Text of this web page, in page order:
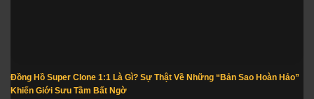
Đồng Hồ Super Clone 1:1 Là Gì? Sự Thật Về Những “Bản Sao Hoàn Hảo”
Khiến Giới Sưu Tầm Bất Ngờ